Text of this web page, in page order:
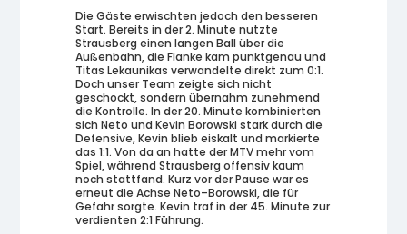
Die Gäste erwischten jedoch den besseren
Start. Bereits in der 2. Minute nutzte
Strausberg einen langen Ball über die
Außenbahn, die Flanke kam punktgenau und
Titas Lekaunikas verwandelte direkt zum 0:1.
Doch unser Team zeigte sich nicht
geschockt, sondern übernahm zunehmend
die Kontrolle. In der 20. Minute kombinierten
sich Neto und Kevin Borowski stark durch die
Defensive, Kevin blieb eiskalt und markierte
das 1:1. Von da an hatte der MTV mehr vom
Spiel, während Strausberg offensiv kaum
noch stattfand. Kurz vor der Pause war es
erneut die Achse Neto–Borowski, die für
Gefahr sorgte. Kevin traf in der 45. Minute zur
verdienten 2:1 Führung.